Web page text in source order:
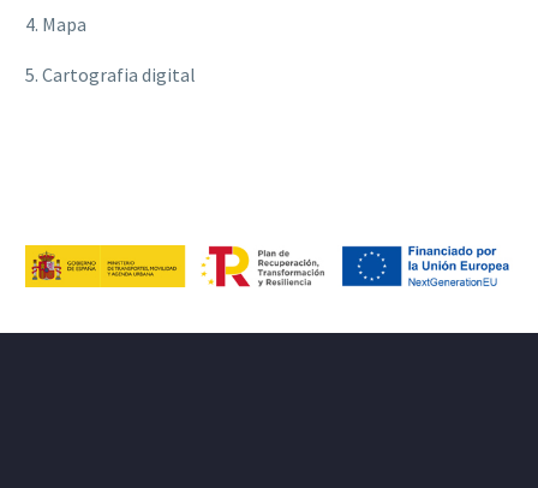
4. Mapa
5. Cartografia digital